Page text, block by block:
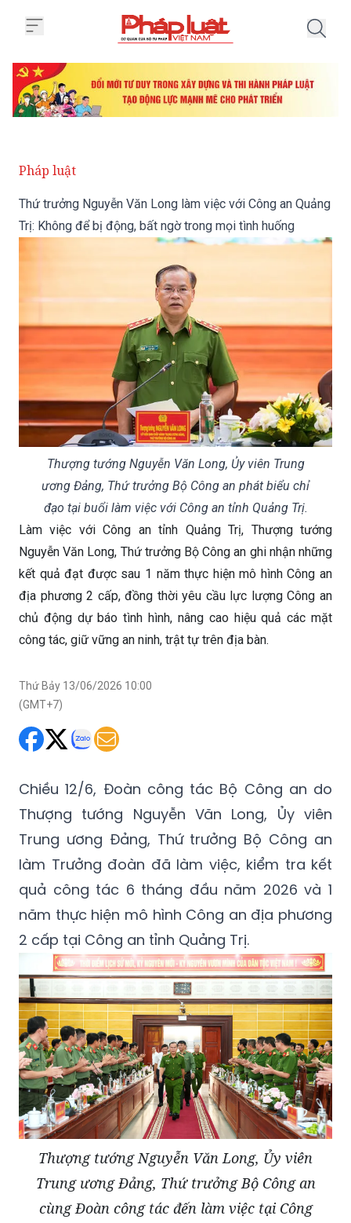
Pháp luật
Thứ trưởng Nguyễn Văn Long làm việc với Công an Quảng
Trị: Không để bị động, bất ngờ trong mọi tình huống
Thượng tướng Nguyễn Văn Long, Ủy viên Trung
ương Đảng, Thứ trưởng Bộ Công an phát biểu chỉ
đạo tại buổi làm việc với Công an tỉnh Quảng Trị.
Làm việc với Công an tỉnh Quảng Trị, Thượng tướng
Nguyễn Văn Long, Thứ trưởng Bộ Công an ghi nhận những
kết quả đạt được sau 1 năm thực hiện mô hình Công an
địa phương 2 cấp, đồng thời yêu cầu lực lượng Công an
chủ động dự báo tình hình, nâng cao hiệu quả các mặt
công tác, giữ vững an ninh, trật tự trên địa bàn.
Thứ Bảy 13/06/2026 10:00
(GMT+7)
Chiều 12/6, Đoàn công tác Bộ Công an do
Thượng tướng Nguyễn Văn Long, Ủy viên
Trung ương Đảng, Thứ trưởng Bộ Công an
làm Trưởng đoàn đã làm việc, kiểm tra kết
quả công tác 6 tháng đầu năm 2026 và 1
năm thực hiện mô hình Công an địa phương
2 cấp tại Công an tỉnh Quảng Trị.
Thượng tướng Nguyễn Văn Long, Ủy viên
Trung ương Đảng, Thứ trưởng Bộ Công an
cùng Đoàn công tác đến làm việc tại Công